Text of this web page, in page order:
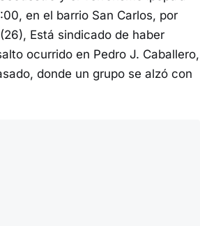
en el barrio San Carlos, por
Está sindicado de haber
ocurrido en Pedro J. Caballero,
donde un grupo se alzó con